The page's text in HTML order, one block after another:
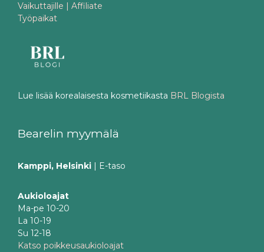
Vaikuttajille | Affiliate
Työpaikat
Lue lisää korealaisesta kosmetiikasta BRL Blogista
Bearelin myymälä
Kamppi, Helsinki | E-taso
Aukioloajat
Ma-pe 10-20
La 10-19
Su 12-18
Katso poikkeusaukioloajat